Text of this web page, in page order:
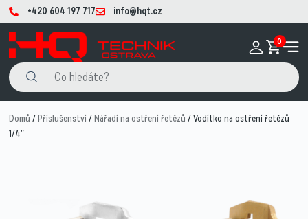
+420 604 197 717 info@hqt.cz
0
Domů /Příslušenství/Nářadí na ostření řetězů / Vodítko na ostření řetězů
1/4″